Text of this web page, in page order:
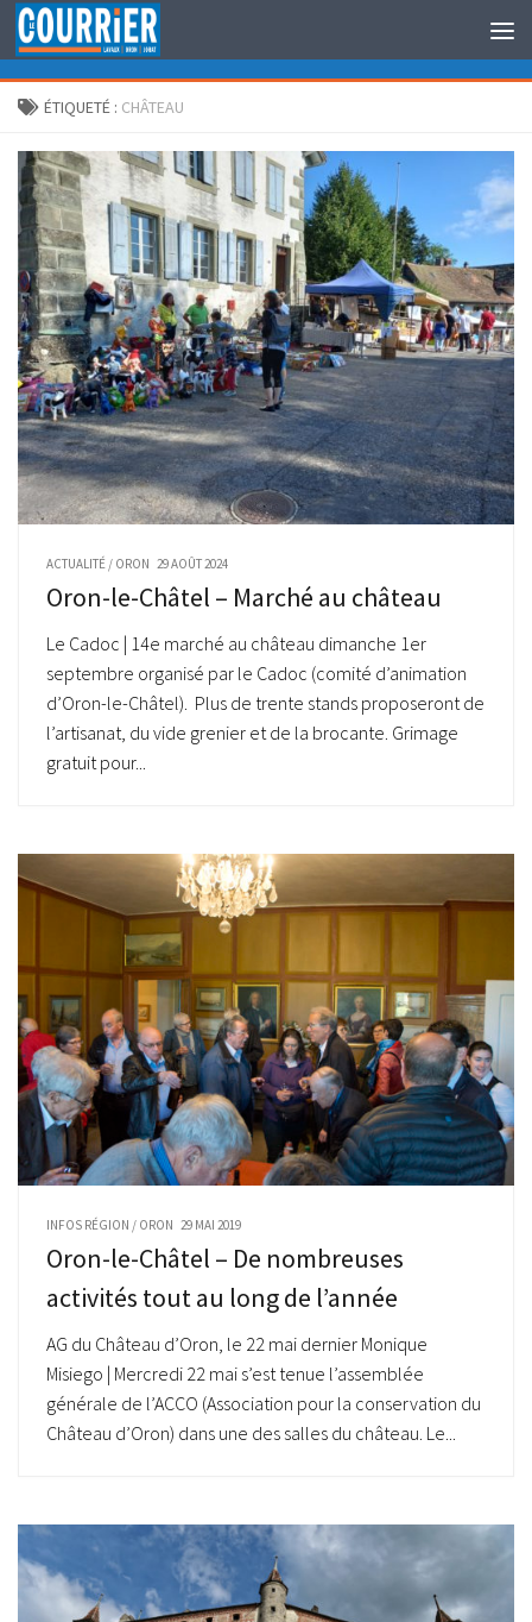
Au dessous du contenu
ÉTIQUETÉ : CHÂTEAU
ACTUALITÉ / ORON 29 AOÛT 2024
Oron-le-Châtel – Marché au château
Le Cadoc | 14e marché au château dimanche 1er
septembre organisé par le Cadoc (comité d’animation
d’Oron-le-Châtel). Plus de trente stands proposeront de
l’artisanat, du vide grenier et de la brocante. Grimage
gratuit pour...
INFOS RÉGION / ORON 29 MAI 2019
Oron-le-Châtel – De nombreuses
activités tout au long de l’année
AG du Château d’Oron, le 22 mai dernier Monique
Misiego | Mercredi 22 mai s’est tenue l’assemblée
générale de l’ACCO (Association pour la conservation du
Château d’Oron) dans une des salles du château. Le...